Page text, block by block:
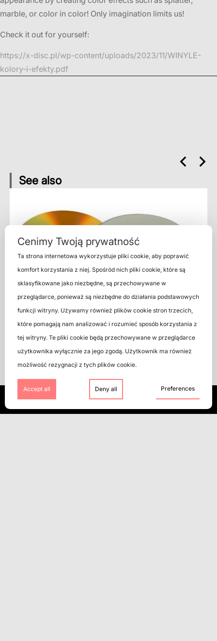
marble, or color in color! Only imagination limits us!
Check it out for yourself:
https://x-disc.pl/wp-content/uploads/2023/11/WINYLE-
kolory-i-efekty.pdf
See also
Super Audio CD (SACD)- a new sound
quality for audiophiles
April 24, 2024
Cenimy Twoją prywatność
Ta strona internetowa wykorzystuje pliki cookie, aby poprawić
komfort korzystania z niej. Spośród nich pliki cookie, które są
sklasyfikowane jako niezbędne, są przechowywane w
przeglądarce, ponieważ są niezbędne do działania podstawowych
funkcji witryny. Używamy również plików cookie stron trzecich,
które pomagają nam analizować i rozumieć sposób korzystania z
tej witryny. Te pliki cookie będą przechowywane w przeglądarce
użytkownika wyłącznie za jego zgodą. Użytkownik ma również
możliwość rezygnacji z tych plików cookie.
Accept all Deny all Preferences